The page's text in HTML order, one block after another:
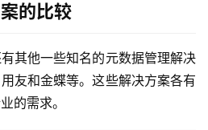
的比较
其他一些知名的元数据管理解决
友和金蝶等。这些解决方案各有
的需求。